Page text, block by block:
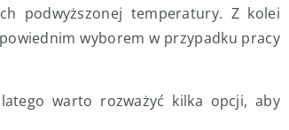
podwyższonej temperatury. Z kolei
wyborem w przypadku pracy
warto rozważyć kilka opcji, aby